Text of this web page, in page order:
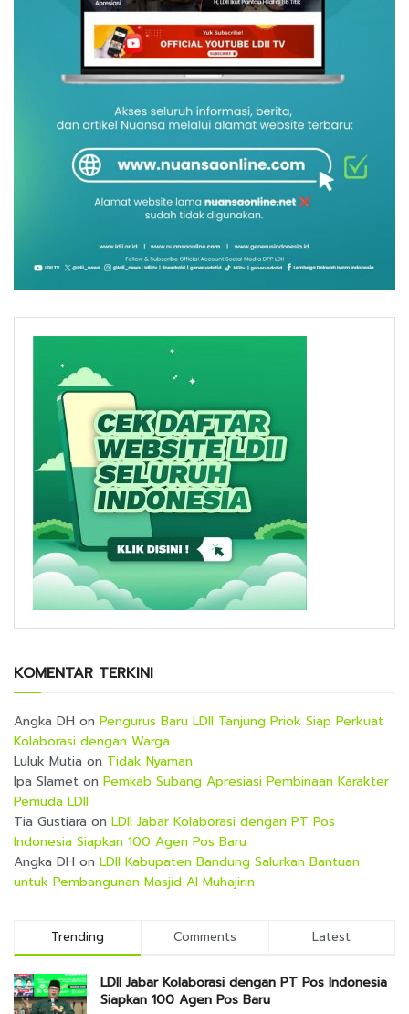
KOMENTAR TERKINI
Angka DH on Pengurus Baru LDII Tanjung Priok Siap Perkuat
Kolaborasi dengan Warga
Luluk Mutia on Tidak Nyaman
Ipa Slamet on Pemkab Subang Apresiasi Pembinaan Karakter
Pemuda LDII
Tia Gustiara on LDII Jabar Kolaborasi dengan PT Pos
Indonesia Siapkan 100 Agen Pos Baru
Angka DH on LDII Kabupaten Bandung Salurkan Bantuan
untuk Pembangunan Masjid Al Muhajirin
Trending Comments Latest
LDII Jabar Kolaborasi dengan PT Pos Indonesia
Siapkan 100 Agen Pos Baru